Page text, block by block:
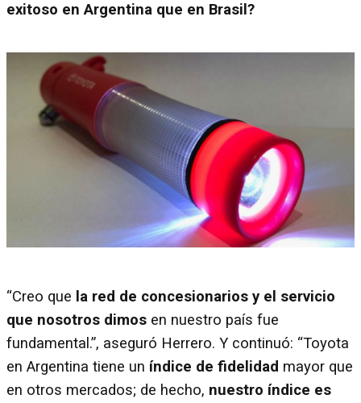
exitoso en Argentina que en Brasil?
“Creo que la red de concesionarios y el servicio
que nosotros dimos en nuestro país fue
fundamental.”, aseguró Herrero. Y continuó: “Toyota
en Argentina tiene un índice de fidelidad mayor que
en otros mercados; de hecho, nuestro índice es